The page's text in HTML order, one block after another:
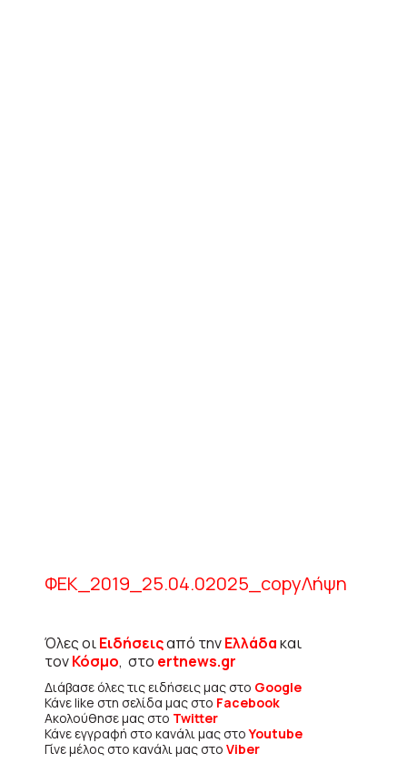
ΦΕΚ_2019_25.04.02025_copyΛήψη
Όλες οιΕιδήσειςαπό τηνΕλλάδακαι
τονΚόσμο, στο ertnews.gr
Διάβασε όλες τις ειδήσεις μας στο Google
Κάνε like στη σελίδα μας στο Facebook
Ακολούθησε μας στο Twitter
Κάνε εγγραφή στο κανάλι μας στοYoutube
Γίνε μέλος στο κανάλι μας στο Viber